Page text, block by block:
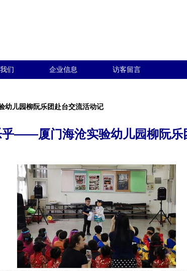
们 企业信息 访客留言
儿园柳阮乐团赴台交流活动记
乎——厦门海沧实验幼儿园柳阮乐